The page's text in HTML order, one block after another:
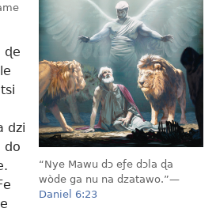
“Nye Mawu dɔ eƒe dɔla ɖa
wòde ga nu na dzatawo.”—
Daniel 6:23
ɖe
dzi
do